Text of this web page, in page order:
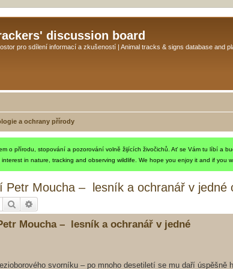
discussion board
pro sdílení informací a zkušeností | Animal tracks & signs database and
a ochrany přírody
o přírodu, stopování a pozorování volně žijících živočichů. Ať se Vám tu líbí a
in nature, tracking and observing wildlife. We hope you enjoy it and if you
Petr Moucha – lesník a ochranář v jedné
Hledat
Moucha – lesník a ochranář v jedné
svorníku – po mnoho desetiletí se mu daří úspěšně